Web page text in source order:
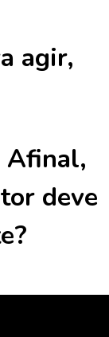
agir,
Afinal,
deve